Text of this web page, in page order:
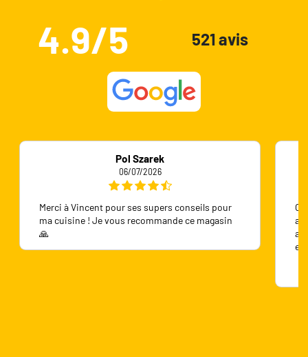
4.9/5 521 avis
Pol Szarek
06/07/2026
Merci à Vincent pour ses supers conseils pour
ma cuisine ! Je vous recommande ce magasin
🙏